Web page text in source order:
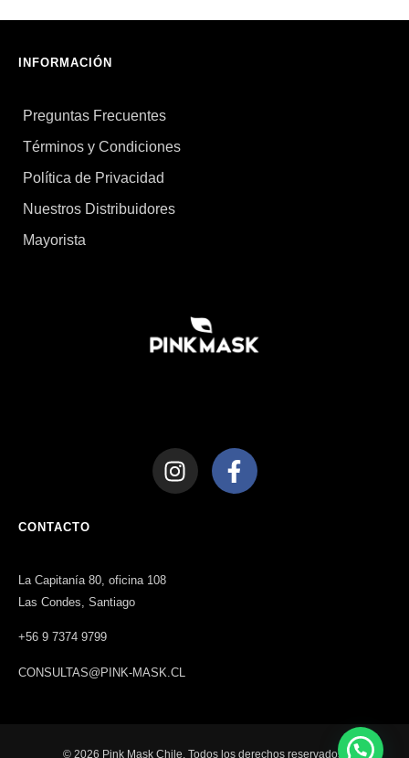
INFORMACIÓN
Preguntas Frecuentes
Términos y Condiciones
Política de Privacidad
Nuestros Distribuidores
Mayorista
CONTACTO
La Capitanía 80, oficina 108
Las Condes, Santiago
+56 9 7374 9799
CONSULTAS@PINK-MASK.CL
© 2026 Pink Mask Chile. Todos los derechos reservados.